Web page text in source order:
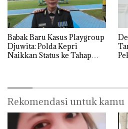
Babak Baru Kasus Playgroup
Djuwita: Polda Kepri
Naikkan Status ke Tahap
Rekomendasi untuk kamu